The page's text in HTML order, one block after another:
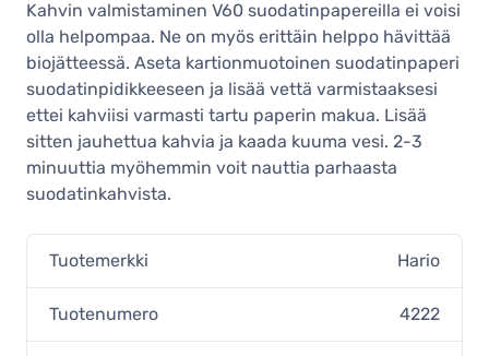
Kahvin valmistaminen V60 suodatinpapereilla ei voisi
olla helpompaa. Ne on myös erittäin helppo hävittää
biojätteessä. Aseta kartionmuotoinen suodatinpaperi
suodatinpidikkeeseen ja lisää vettä varmistaaksesi
ettei kahviisi varmasti tartu paperin makua. Lisää
sitten jauhettua kahvia ja kaada kuuma vesi. 2-3
minuuttia myöhemmin voit nauttia parhaasta
suodatinkahvista.
Tuotemerkki Hario
Tuotenumero 4222